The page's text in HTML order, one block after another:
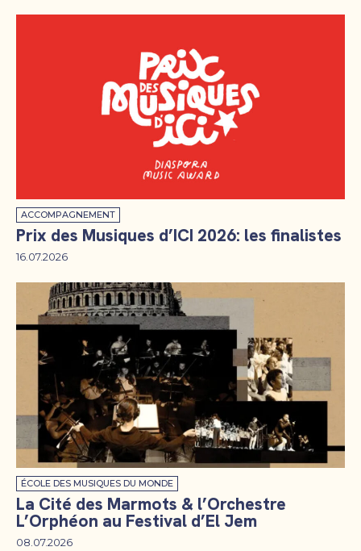
ACCOMPAGNEMENT
Prix des Musiques d’ICI 2026: les finalistes
16.07.2026
ÉCOLE DES MUSIQUES DU MONDE
La Cité des Marmots & l’Orchestre
L’Orphéon au Festival d’El Jem
08.07.2026